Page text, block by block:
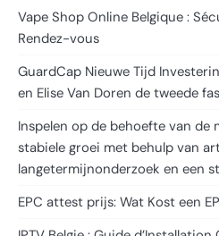
Vape Shop Online Belgique :
Rendez-vous
GuardCap Nieuwe Tijd
en Elise Van Doren de tweede
Inspelen op de behoefte van de
stabiele groei met behulp van
langetermijnonderzoek en een
EPC attest prijs: Wat Kost een